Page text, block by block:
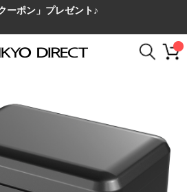
ーポン」プレゼント♪